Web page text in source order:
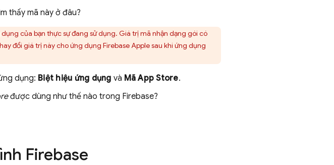
thấy mã này ở đâu?
của bạn thực sự đang sử dụng. Giá trị mã nhận dạng gói có
đổi giá trị này cho ứng dụng Firebase Apple sau khi ứng dụng
dụng: Biệt hiệu ứng dụng và Mã App Store.
được dùng như thế nào trong Firebase?
Firebase